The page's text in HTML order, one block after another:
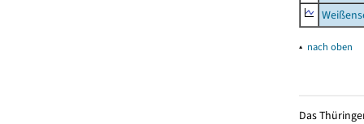
▴ nach oben
Das